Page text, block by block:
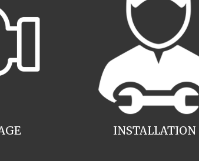
INSTALLATION